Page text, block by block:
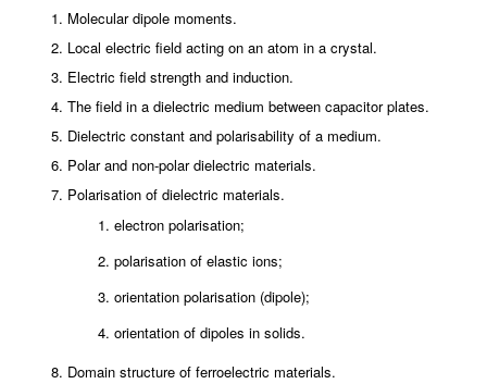
Molecular dipole moments.
Local electric field acting on an atom in a crystal.
Electric field strength and induction.
The field in a dielectric medium between capacitor plates.
Dielectric constant and polarisability of a medium.
Polar and non-polar dielectric materials.
Polarisation of dielectric materials.
electron polarisation;
polarisation of elastic ions;
orientation polarisation (dipole);
orientation of dipoles in solids.
Domain structure of ferroelectric materials.